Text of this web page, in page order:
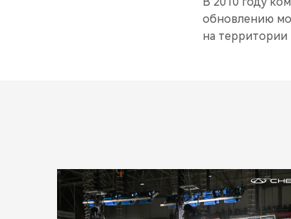
обновлению
на территории